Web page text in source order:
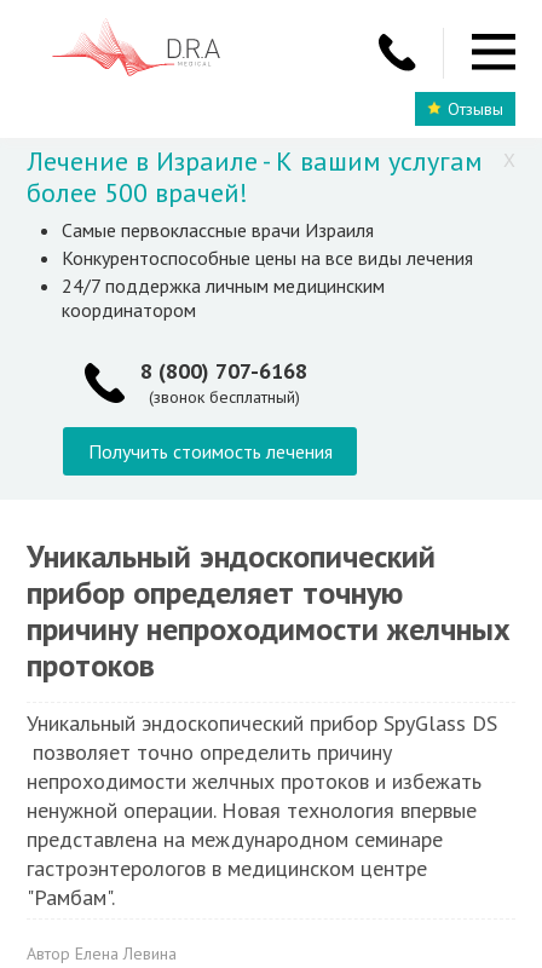
Отзывы
X
Лечение в Израиле - К вашим услугам
более 500 врачей!
Самые первоклассные врачи Израиля
Конкурентоспособные цены на все виды лечения
24/7 поддержка личным медицинским
координатором
8 (800) 707-6168
(звонок бесплатный)
Получить стоимость лечения
Уникальный эндоскопический
прибор определяет точную
причину непроходимости желчных
протоков
Уникальный эндоскопический прибор SpyGlass DS
позволяет точно определить причину
непроходимости желчных протоков и избежать
ненужной операции. Новая технология впервые
представлена на международном семинаре
гастроэнтерологов в медицинском центре
"Рамбам".
Автор Елена Левина